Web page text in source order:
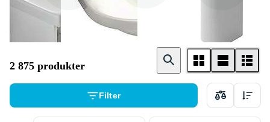
Möbel / Bänk Vägg
2 875 produkter
Filter